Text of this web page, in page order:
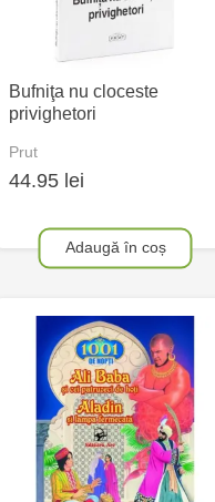
Bufniţa nu cloceste
privighetori
Prut
44.95 lei
Adaugă în coș